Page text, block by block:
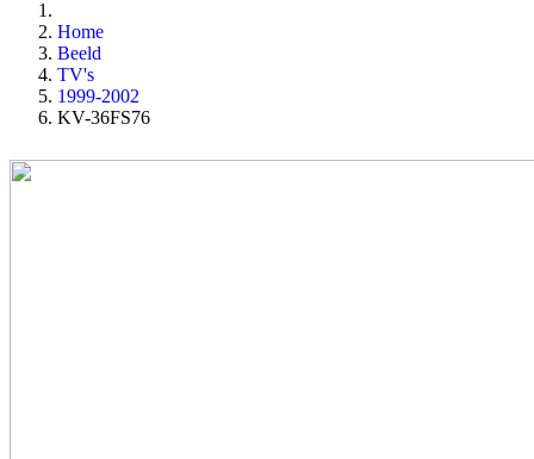
Home
Beeld
TV's
1999-2002
KV-36FS76